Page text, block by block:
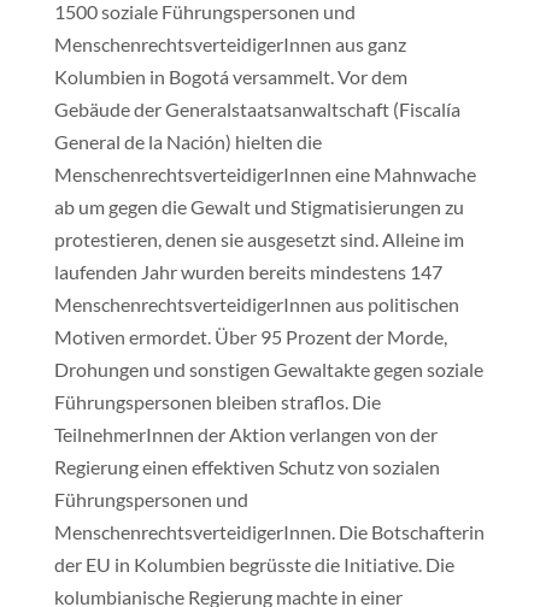
1500 soziale Führungspersonen und
MenschenrechtsverteidigerInnen aus ganz
Kolumbien in Bogotá versammelt. Vor dem
Gebäude der Generalstaatsanwaltschaft (Fiscalía
General de la Nación) hielten die
MenschenrechtsverteidigerInnen eine Mahnwache
ab um gegen die Gewalt und Stigmatisierungen zu
protestieren, denen sie ausgesetzt sind. Alleine im
laufenden Jahr wurden bereits mindestens 147
MenschenrechtsverteidigerInnen aus politischen
Motiven ermordet. Über 95 Prozent der Morde,
Drohungen und sonstigen Gewaltakte gegen soziale
Führungspersonen bleiben straflos. Die
TeilnehmerInnen der Aktion verlangen von der
Regierung einen effektiven Schutz von sozialen
Führungspersonen und
MenschenrechtsverteidigerInnen. Die Botschafterin
der EU in Kolumbien begrüsste die Initiative. Die
kolumbianische Regierung machte in einer